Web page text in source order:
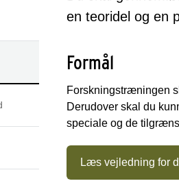
en teoridel og en
Formål
Forskningstræningen
Derudover skal du
speciale og de
Læs vejledning for